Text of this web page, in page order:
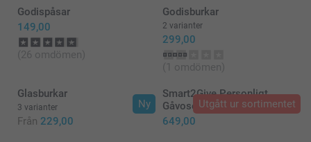
Godispåsar
149,00
(26 omdömen)
Godisburkar
2 varianter
299,00
(1 omdömen)
Ny
Glasburkar
3 varianter
Från 229,00
Utgått ur sortimentet
Smart2Give Personligt
Gåvoset Frukost
649,00